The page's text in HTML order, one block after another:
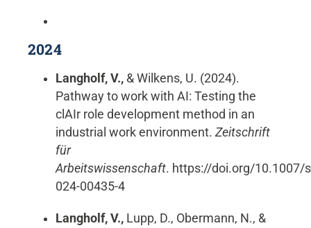
2024
Langholf, V., & Wilkens, U. (2024).
Pathway to work with AI: Testing the
clAIr role development method in an
industrial work environment. Zeitschrift
für
Arbeitswissenschaft. https://doi.org/10.1007/
024-00435-4
Langholf, V., Lupp, D., Obermann, N., &